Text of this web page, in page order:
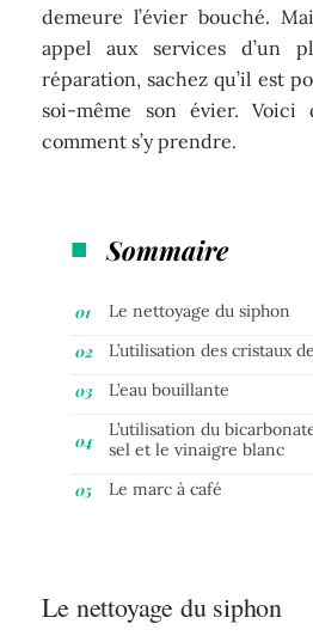
demeure l’évier bouché.
appel aux services d’un
réparation, sachez qu’il est
soi-même son évier. Voici
comment s’y prendre.
Sommaire
Le nettoyage du siphon
L’utilisation des cristaux
L’eau bouillante
L’utilisation du
sel et le vinaigre blanc
Le marc à café
Le nettoyage du siphon